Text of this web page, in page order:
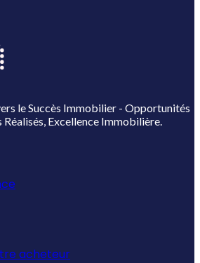
le Succès Immobilier - Opportunités
Réalisés, Excellence Immobilière.
acheteur